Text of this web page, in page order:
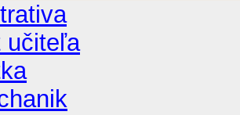
učiteľa